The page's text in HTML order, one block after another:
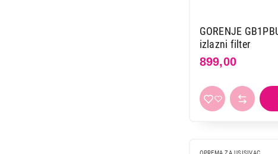
GORENJE
izlazni filter
899,00